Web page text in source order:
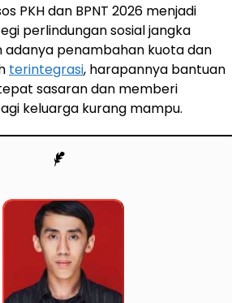
PKH dan BPNT 2026 menjadi
perlindungan sosial jangka
adanya penambahan kuota dan
terintegrasi, harapannya bantuan
sasaran dan memberi
keluarga kurang mampu.